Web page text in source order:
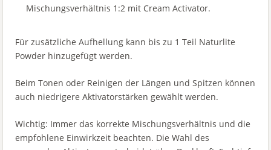
Mischungsverhältnis 1:2 mit Cream Activator.
Für zusätzliche Aufhellung kann bis zu 1 Teil Naturlite
Powder hinzugefügt werden.
Beim Tonen oder Reinigen der Längen und Spitzen können
auch niedrigere Aktivatorstärken gewählt werden.
Wichtig: Immer das korrekte Mischungsverhältnis und die
empfohlene Einwirkzeit beachten. Die Wahl des